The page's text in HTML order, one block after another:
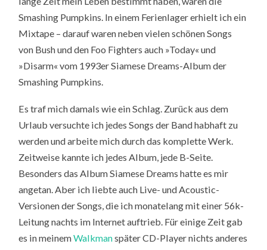
Smashing Pumpkins. In einem Ferienlager erhielt ich ein
Mixtape – darauf waren neben vielen schönen Songs
von Bush und den Foo Fighters auch »Today« und
»Disarm« vom 1993er Siamese Dreams-Album der
Smashing Pumpkins.
Es traf mich damals wie ein Schlag. Zurück aus dem
Urlaub versuchte ich jedes Songs der Band habhaft zu
werden und arbeite mich durch das komplette Werk.
Zeitweise kannte ich jedes Album, jede B-Seite.
Besonders das Album Siamese Dreams hatte es mir
angetan. Aber ich liebte auch Live- und Acoustic-
Versionen der Songs, die ich monatelang mit einer 56k-
Leitung nachts im Internet auftrieb. Für einige Zeit gab
es in meinemWalkmanspäter CD-Player nichts anderes